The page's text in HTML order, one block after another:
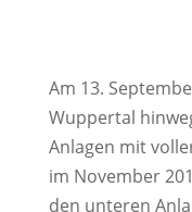
Am 13.
Wuppertal
Anlagen mit
im November
den unteren